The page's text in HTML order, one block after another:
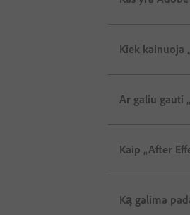
Kiek kainuoja
Ar galiu gauti
Kaip „After
Ką galima